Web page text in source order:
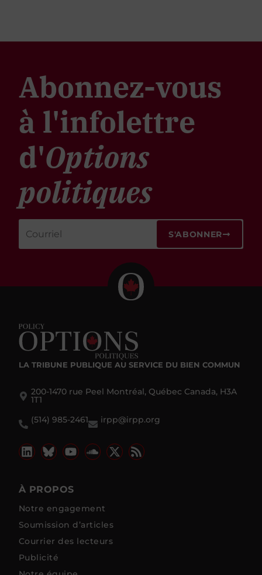
Abonnez-vous
à l'infolettre
d'Options
politiques
S'ABONNER
LA TRIBUNE PUBLIQUE AU SERVICE DU BIEN COMMUN
200-1470 rue Peel Montréal, Québec Canada, H3A
1T1
(514) 985-2461
irpp@irpp.org
À PROPOS
Notre engagement
Soumission d’articles
Courrier des lecteurs
Publicité